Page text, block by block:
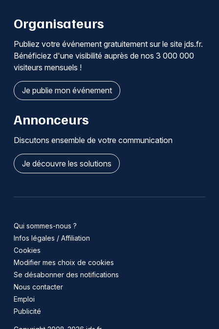
Organisateurs
Publiez votre événement gratuitement sur le site jds.fr.
Bénéficiez d'une visibilité auprès de nos 3 000 000
visiteurs mensuels !
Je publie mon événement
Annonceurs
Discutons ensemble de votre communication
Je découvre les solutions
Qui sommes-nous ?
Infos légales / Affiliation
Cookies
Modifier mes choix de cookies
Se désabonner des notifications
Nous contacter
Emploi
Publicité